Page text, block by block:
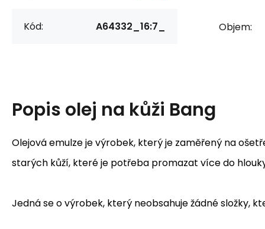
Kód: A64332_16:7_ Objem:
Popis olej na kůži Bang
Olejová emulze je výrobek, který je zaměřený na
starých kůží, které je potřeba promazat více do
Jedná se o výrobek, který neobsahuje žádné složky,